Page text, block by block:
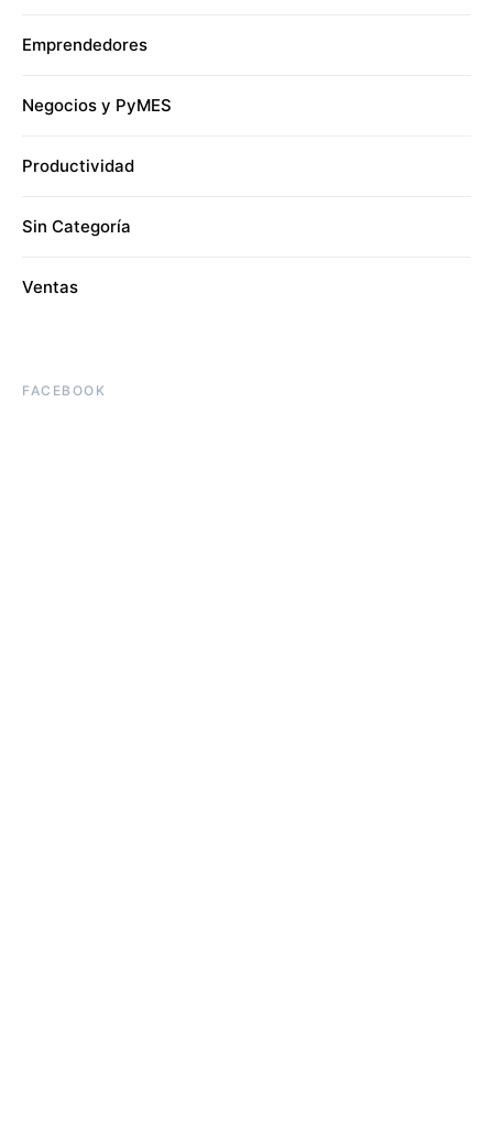
Emprendedores
Negocios y PyMES
Productividad
Sin Categoría
Ventas
FACEBOOK